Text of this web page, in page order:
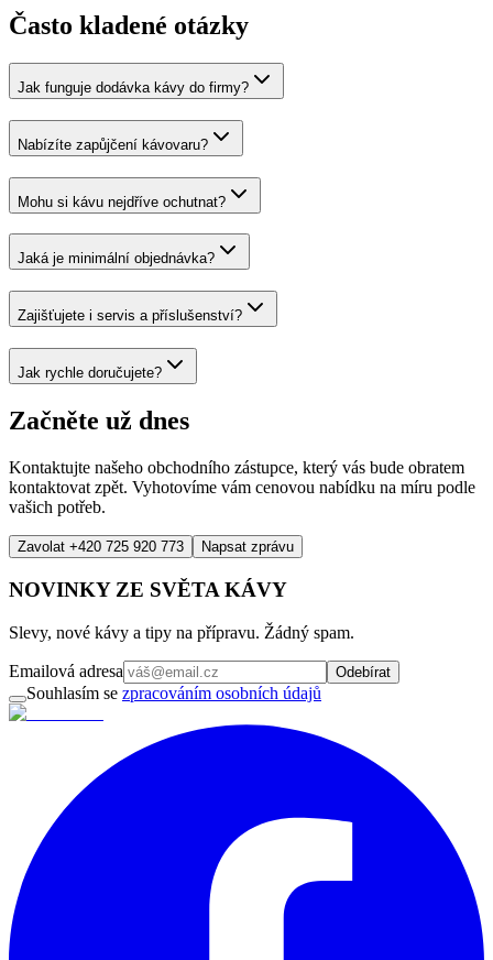
Často kladené otázky
Jak funguje dodávka kávy do firmy?
Nabízíte zapůjčení kávovaru?
Mohu si kávu nejdříve ochutnat?
Jaká je minimální objednávka?
Zajišťujete i servis a příslušenství?
Jak rychle doručujete?
Začněte už dnes
Kontaktujte našeho obchodního zástupce, který vás bude obratem
kontaktovat zpět. Vyhotovíme vám cenovou nabídku na míru podle
vašich potřeb.
Zavolat +420 725 920 773 Napsat zprávu
NOVINKY ZE SVĚTA KÁVY
Slevy, nové kávy a tipy na přípravu. Žádný spam.
Emailová adresa Odebírat
Souhlasím se zpracováním osobních údajů